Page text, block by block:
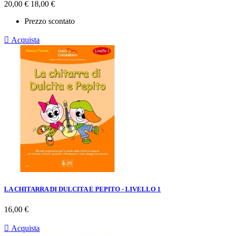
Prezzo
20,00 € Prezzo
18,00 €
Prezzo scontato
 Acquista
LA CHITARRA DI DULCITA E PEPITO - LIVELLO 1
Prezzo
16,00 €
 Acquista